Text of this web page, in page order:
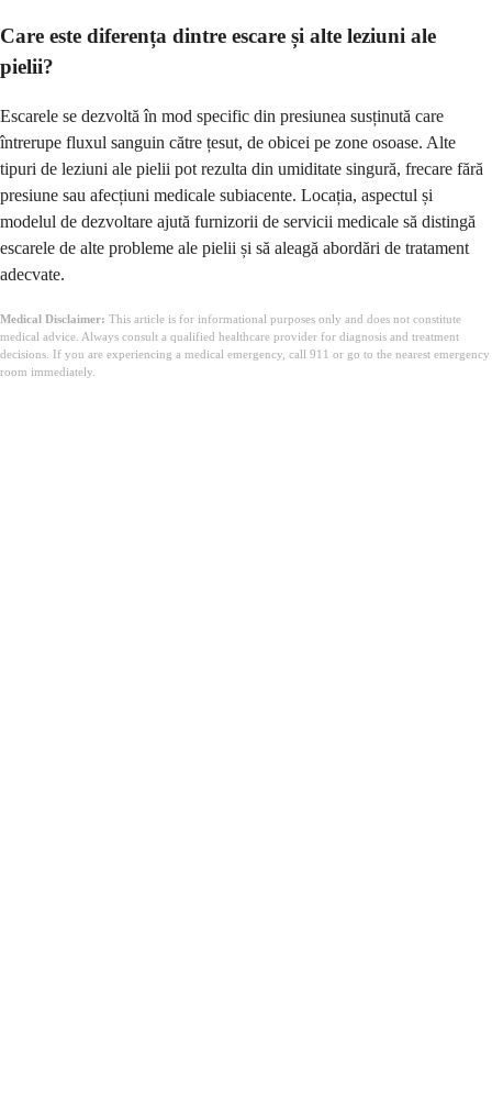
Care este diferența dintre escare și alte leziuni ale
pielii?
Escarele se dezvoltă în mod specific din presiunea susținută care
întrerupe fluxul sanguin către țesut, de obicei pe zone osoase. Alte
tipuri de leziuni ale pielii pot rezulta din umiditate singură, frecare fără
presiune sau afecțiuni medicale subiacente. Locația, aspectul și
modelul de dezvoltare ajută furnizorii de servicii medicale să distingă
escarele de alte probleme ale pielii și să aleagă abordări de tratament
adecvate.
Medical Disclaimer: This article is for informational purposes only and does not constitute
medical advice. Always consult a qualified healthcare provider for diagnosis and treatment
decisions. If you are experiencing a medical emergency, call 911 or go to the nearest emergency
room immediately.